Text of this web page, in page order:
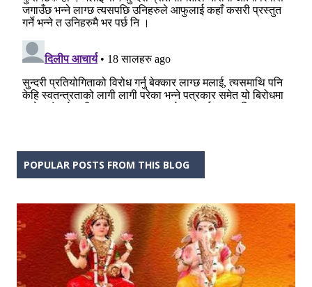
POPULAR POSTS FROM THIS BLOG